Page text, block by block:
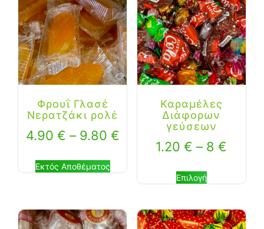
Φρουΐ Γλασέ
Νερατζάκι ρολέ
4.90 € – 9.80 €
Εκτός Αποθέματος
Καραμέλες
Διάφορων
γεύσεων
1.20€ – 8€
Επιλογή